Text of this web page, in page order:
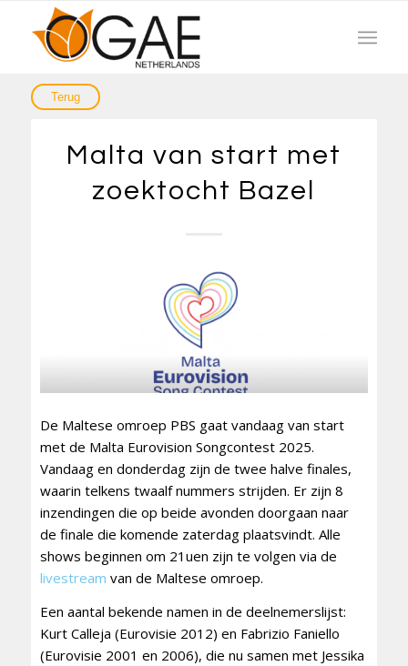
Malta van start met
zoektocht Bazel
De Maltese omroep PBS gaat vandaag van start
met de Malta Eurovision Songcontest 2025.
Vandaag en donderdag zijn de twee halve finales,
waarin telkens twaalf nummers strijden. Er zijn 8
inzendingen die op beide avonden doorgaan naar
de finale die komende zaterdag plaatsvindt. Alle
shows beginnen om 21uen zijn te volgen via de
livestream van de Maltese omroep.
Een aantal bekende namen in de deelnemerslijst:
Kurt Calleja (Eurovisie 2012) en Fabrizio Faniello
(Eurovisie 2001 en 2006), die nu samen met Jessika